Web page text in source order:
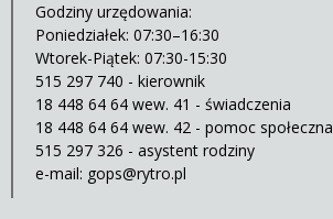
Godziny urzędowania:
Poniedziałek: 07:30–16:30
Wtorek-Piątek: 07:30-15:30
515 297 740 - kierownik
18 448 64 64 wew. 41 - świadczenia
18 448 64 64 wew. 42 - pomoc społeczna
515 297 326 - asystent rodziny
e-mail: gops@rytro.pl